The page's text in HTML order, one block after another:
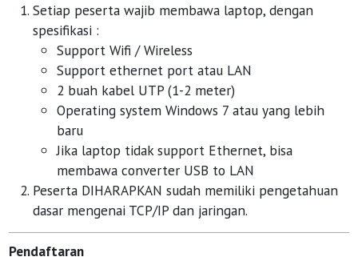
Setiap peserta wajib membawa laptop, dengan
spesifikasi :
Support Wifi / Wireless
Support ethernet port atau LAN
2 buah kabel UTP (1-2 meter)
Operating system Windows 7 atau yang lebih
baru
Jika laptop tidak support Ethernet, bisa
membawa converter USB to LAN
Peserta DIHARAPKAN sudah memiliki pengetahuan
dasar mengenai TCP/IP dan jaringan.
Pendaftaran